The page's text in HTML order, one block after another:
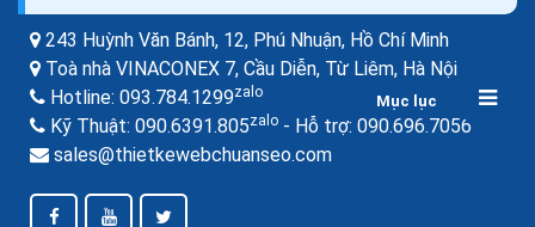
Mục lục
243 Huỳnh Văn Bánh, 12, Phú Nhuận, Hồ Chí Minh
Toà nhà VINACONEX 7, Cầu Diễn, Từ Liêm, Hà Nội
Hotline: 093.784.1299zalo
Kỹ Thuật: 090.6391.805zalo - Hỗ trợ: 090.696.7056
sales@thietkewebchuanseo.com